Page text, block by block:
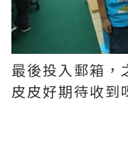
最後投入郵箱，
皮皮好期待收到